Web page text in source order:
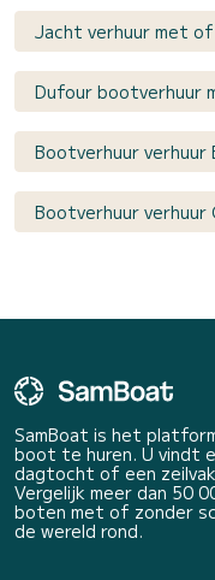
Jacht verhuur met
Dufour bootverhuur
Bootverhuur verhuur
Bootverhuur verhuur
SamBoat is het
boot te huren. U vindt
dagtocht of een
Vergelijk meer dan 50
boten met of zonder
de wereld rond.